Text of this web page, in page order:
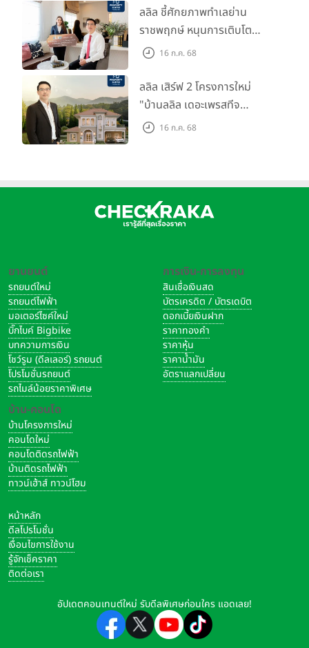
4. มิติด้านการลงทุนและการส่งต่อ (Investment &
Legacy)
บ้านเดี่ยว (มรดกที่ดิน) :
หลวงเปรียบเสมือนของหายาก (Rare Item) มูลค่าของที่ดินมีแต่จะ
พุ่งสูงขึ้นแบบก้าวกระโดด (Capital Gain) ในระยะยาว เป็นสินทรัพย์
ที่ทรงคุณค่าที่สุดในการส่งต่อเป็นมรดกให้เจเนอเรชันถัดไป
คอนโดลักชูรี (สภาพคล่องสูง) :
ทำให้สร้างผลตอบแทน (Rental Yield) ได้อย่างสม่ำเสมอ
บุคลิกแบบไหน เหมาะกับอสังหาฯ รูปแบบใด?
คุณเหมาะกับ "คอนโดลักชูรีใจกลางเมือง" หากคุณคือ
ผู้บริหารรุ่นใหม่ นักธุรกิจ หรือ Expat ที่มีจังหวะชีวิตรวดเร็ว เดินทางบ่อย
หลงใหลในแสงสีและทัศนียภาพมุมสูง ต้องการบริการระดับโรงแรมที่ช่วย
จัดการเรื่องจุกจิกให้ และให้ความสำคัญกับความสะดวกสบายเหนือสิ่งอื่น
ใด
คุณเหมาะกับ "บ้านเดี่ยวใจกลางเมือง" หากคุณคือ
ผู้นำครอบครัวที่ต้องการสร้างอาณาจักรส่วนตัว ให้ความสำคัญกับพื้นที่
สำหรับลูกๆ หรือสัตว์เลี้ยง รักความเป็นส่วนตัวขั้นสุด ต้องการอิสระใน
การออกแบบพื้นที่สะท้อนแพสชันส่วนตัว และมองหาการครอบครองผืน
ดินเพื่อเป็นมรดกส่งต่อให้ลูกหลาน
สนใจอ่านเรื่องราวดี ๆ สาระน่ารู้น่าสนใจได้ที่ :
Thailand
แท็กที่เกี่ยวข้อง คอนโด คอนโดปล่อยเช่า
สินเชื่อบ้าน
ปันผลทั้งปี 2567 รวม 0.34
บาท/หุ้น
ลลิล ชี้ศักยภาพทำเลย่าน
ราชพฤกษ์ หนุนการเติบโต
ตลาดที่อยู่อาศัย พร้อมเปิดตัว
ราชพฤกษ์-345" มูลค่า 600
ลบ.
16 ก.ค. 68
ลลิล เสิร์ฟ 2 โครงการใหม่
"บ้านลลิล เดอะเพรสทีจ
ราชบุรี" และ "ไลโอ ราชบุรี"
16 ก.ค. 68
ยานยนต์
รถยนต์ใหม่
รถยนต์ไฟฟ้า
มอเตอร์ไซค์ใหม่
บิ๊กไบค์ Bigbike
บทความการเงิน
โชว์รูม (ดีลเลอร์) รถยนต์
โปรโมชั่นรถยนต์
รถไมล์น้อยราคาพิเศษ
บ้าน-คอนโด
บ้านโครงการใหม่
คอนโดใหม่
คอนโดติดรถไฟฟ้า
บ้านติดรถไฟฟ้า
ทาวน์เฮ้าส์ ทาวน์โฮม
การเงิน-การลงทุน
สินเชื่อเงินสด
บัตรเครดิต / บัตรเดบิต
ดอกเบี้ยเงินฝาก
ราคาทองคำ
ราคาหุ้น
ราคาน้ำมัน
อัตราแลกเปลี่ยน
หน้าหลัก
ดีลโปรโมชั่น
เงื่อนไขการใช้งาน
รู้จักเช็คราคา
ติดต่อเรา
อัปเดตคอนเทนต์ใหม่ รับดีลพิเศษก่อนใคร แอดเลย!